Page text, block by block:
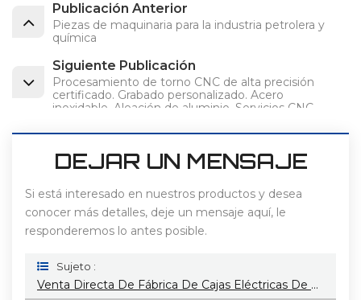
Publicación Anterior
Piezas de maquinaria para la industria petrolera y
química
Siguiente Publicación
Procesamiento de torno CNC de alta precisión
certificado. Grabado personalizado. Acero
inoxidable. Aleación de aluminio. Servicios CNC
DEJAR UN MENSAJE
Si está interesado en nuestros productos y desea
conocer más detalles, deje un mensaje aquí, le
responderemos lo antes posible.
Sujeto :
Venta Directa De Fábrica De Cajas Eléctricas De Acero Inoxidable, Piezas De Mecanizado CNC Personalizadas, Servicio De Corte Por Láser.